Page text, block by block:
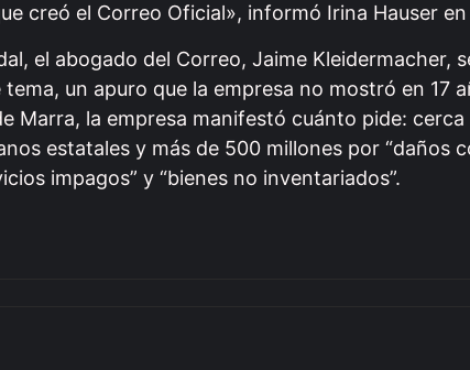
creó el Correo Oficial», informó Irina Hauser
el abogado del Correo, Jaime Kleidermacher,
un apuro que la empresa no mostró en 17
Marra, la empresa manifestó cuánto pide:
estatales y más de 500 millones por “daños
impagos” y “bienes no inventariados”.